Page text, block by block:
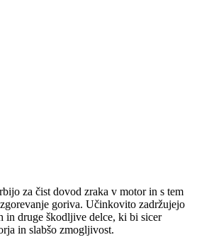
za čist dovod zraka v motor in s tem
goriva. Učinkovito zadržujejo
in druge škodljive delce, ki bi sicer
in slabšo zmogljivost.